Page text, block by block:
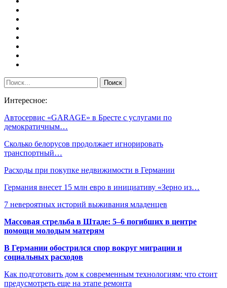
Интересное:
Автосервис «GARAGE» в Бресте с услугами по
демократичным…
Сколько белорусов продолжает игнорировать
транспортный…
Расходы при покупке недвижимости в Германии
Германия внесет 15 млн евро в инициативу «Зерно из…
7 невероятных историй выживания младенцев
Массовая стрельба в Штаде: 5–6 погибших в центре
помощи молодым матерям
В Германии обострился спор вокруг миграции и
социальных расходов
Как подготовить дом к современным технологиям: что стоит
предусмотреть еще на этапе ремонта